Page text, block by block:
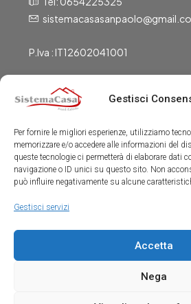
Gestisci
Per fornire le migliori esperienze, utilizziamo
memorizzare e/o accedere alle informazioni del
queste tecnologie ci permetterà di elaborare dati
navigazione o ID unici su questo sito. Non
può influire negativamente su alcune
Gestisci servizi
Accetta
Nega
P.Iva : IT12602041001
Gli Uffici Sono Aperti
Dal Lunedì al Venerdì:
9:00-13:00
15:30-19:30
Sabato: